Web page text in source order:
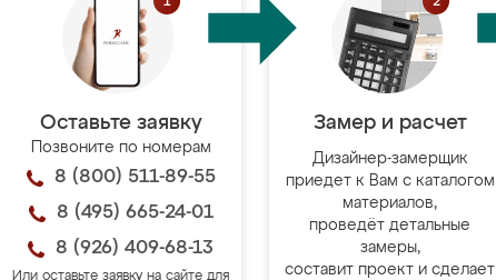
Оставьте заявку
Позвоните по номерам
8 (800) 511-89-55
8 (495) 665-24-01
8 (926) 409-68-13
Или оставьте заявку на сайте для
Замер и расчет
Дизайнер-замерщик
приедет к Вам с каталогом
материалов,
проведёт детальные
замеры,
составит проект и сделает